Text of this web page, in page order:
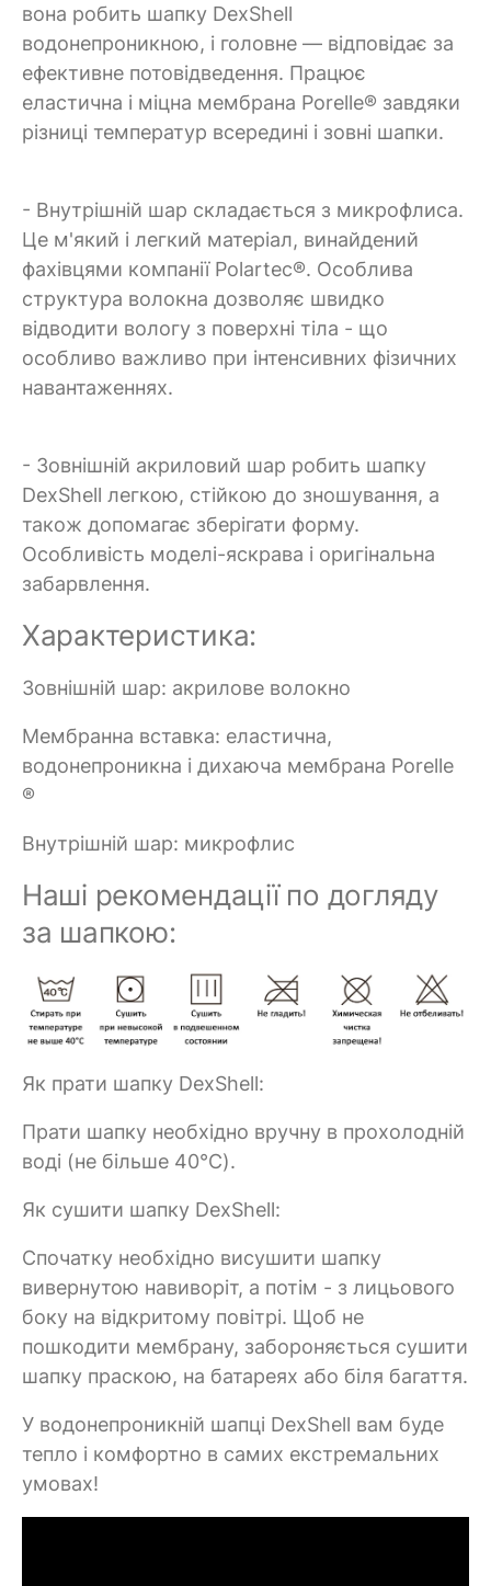
вона робить шапку DexShell
водонепроникною, і головне — відповідає за
ефективне потовідведення. Працює
еластична і міцна мембрана Porelle® завдяки
різниці температур всередині і зовні шапки.
- Внутрішній шар складається з микрофлиса.
Це м'який і легкий матеріал, винайдений
фахівцями компанії Polartec®. Особлива
структура волокна дозволяє швидко
відводити вологу з поверхні тіла - що
особливо важливо при інтенсивних фізичних
навантаженнях.
- Зовнішній акриловий шар робить шапку
DexShell легкою, стійкою до зношування, а
також допомагає зберігати форму.
Особливість моделі-яскрава і оригінальна
забарвлення.
Характеристика:
Зовнішній шар: акрилове волокно
Мембранна вставка: еластична,
водонепроникна і дихаюча мембрана Porelle
®
Внутрішній шар: микрофлис
Наші рекомендації по догляду
за шапкою:
Як прати шапку DexShell:
Прати шапку необхідно вручну в прохолодній
воді (не більше 40°C).
Як сушити шапку DexShell:
Спочатку необхідно висушити шапку
вивернутою навиворіт, а потім - з лицьового
боку на відкритому повітрі. Щоб не
пошкодити мембрану, забороняється сушити
шапку праскою, на батареях або біля багаття.
У водонепроникній шапці DexShell вам буде
тепло і комфортно в самих екстремальних
умовах!